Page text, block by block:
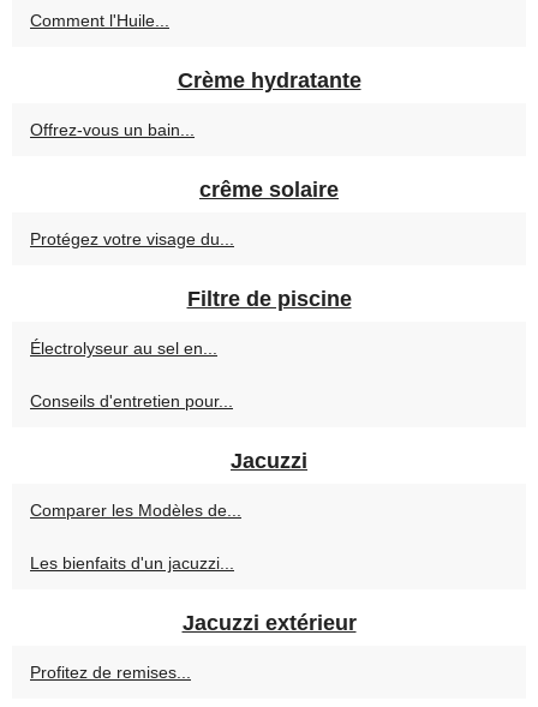
Comment l'Huile...
Crème hydratante
Offrez-vous un bain...
crême solaire
Protégez votre visage du...
Filtre de piscine
Électrolyseur au sel en...
Conseils d'entretien pour...
Jacuzzi
Comparer les Modèles de...
Les bienfaits d'un jacuzzi...
Jacuzzi extérieur
Profitez de remises...